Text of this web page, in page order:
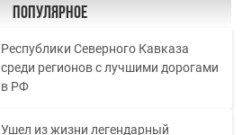
Популярное
Республики Северного Кавказа
среди регионов с лучшими дорогами
в РФ
Ушел из жизни легендарный